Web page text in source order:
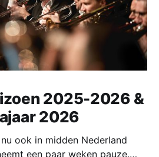
2025-2026 &
2026
ook in midden Nederland
een paar weken pauze.